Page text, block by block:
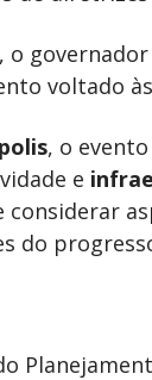
o
voltado
, o
e
considerar
do